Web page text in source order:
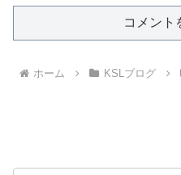
コメント
ホーム KSLブログ